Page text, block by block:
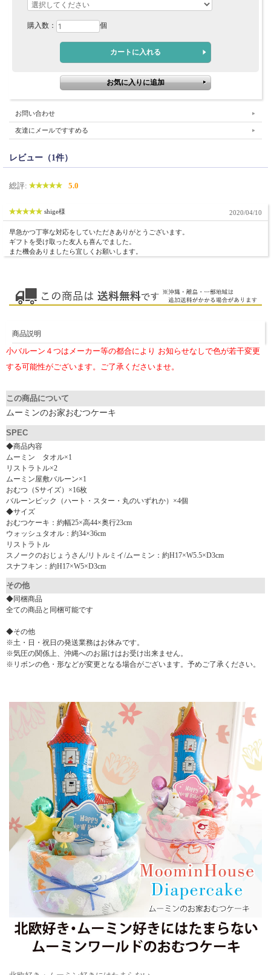
購入数： 個
お問い合わせ
友達にメールですすめる
レビュー（1件）
総評: 5.0
shige様 2020/04/10
早急かつ丁寧な対応をしていただきありがとうございます。
ギフトを受け取った友人も喜んでました。
また機会ありましたら宜しくお願いします。
商品説明
小バルーン４つはメーカー等の都合により お知らせなしで色が若干変更
する可能性がございます。ご了承くださいませ。
この商品について
ムーミンのお家おむつケーキ
SPEC
◆商品内容
ムーミン タオル×1
リストラトル×2
ムーミン屋敷バルーン×1
おむつ（Sサイズ）×16枚
バルーンピック（ハート・スター・丸のいずれか）×4個
◆サイズ
おむつケーキ：約幅25×高44×奥行23cm
ウォッシュタオル：約34×36cm
リストラトル
スノークのおじょうさん/リトルミイ/ムーミン：約H17×W5.5×D3cm
スナフキン：約H17×W5×D3cm
その他
◆同梱商品
全ての商品と同梱可能です
◆その他
※土・日・祝日の発送業務はお休みです。
※気圧の関係上、沖縄へのお届けはお受け出来ません。
※リボンの色・形などが変更となる場合がございます。予めご了承ください。